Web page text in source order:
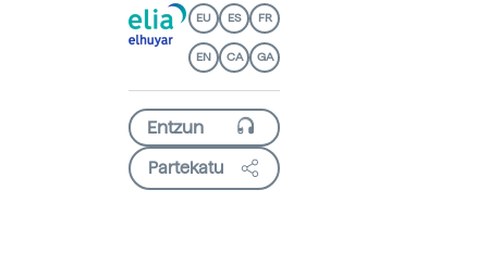
EU ES FR
EN CA GA
Partekatu